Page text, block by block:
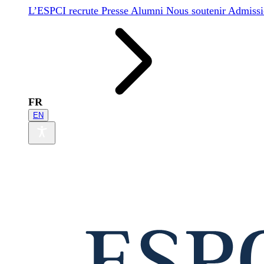
L’ESPCI recrute Presse Alumni Nous soutenir
FR
EN